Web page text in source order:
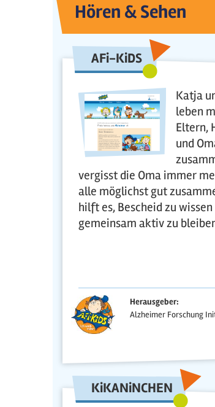
Hören & Sehen
AFi-KiDS
Katja
leben
Eltern,
und
vergisst die Oma immer
alle möglichst gut
hilft es, Bescheid zu wissen
gemeinsam aktiv zu
Herausgeber:
Alzheimer Forschung
KiKANiNCHEN